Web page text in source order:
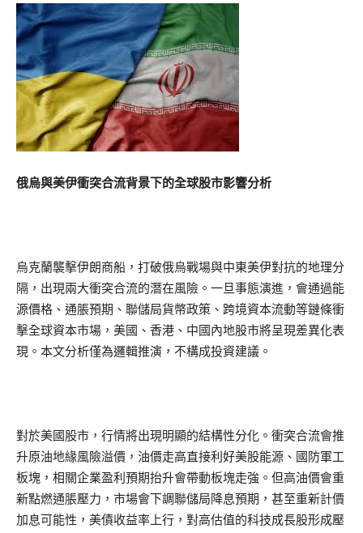
俄烏與美伊衝突合流背景下的全球股市影響分析
烏克蘭襲擊伊朗商船，打破俄烏戰場與中東美伊對抗的地理分
隔，出現兩大衝突合流的潛在風險。一旦事態演進，會通過能
源價格、通脹預期、聯儲局貨幣政策、跨境資本流動等鏈條衝
擊全球資本市場，美國、香港、中國內地股市將呈現差異化表
現。本文分析僅為邏輯推演，不構成投資建議。
對於美國股市，行情將出現明顯的結構性分化。衝突合流會推
升原油地緣風險溢價，油價走高直接利好美股能源、國防軍工
板塊，相關企業盈利預期抬升會帶動板塊走強。但高油價會重
新點燃通脹壓力，市場會下調聯儲局降息預期，甚至重新計價
加息可能性，美債收益率上行，對高估值的科技成長股形成壓